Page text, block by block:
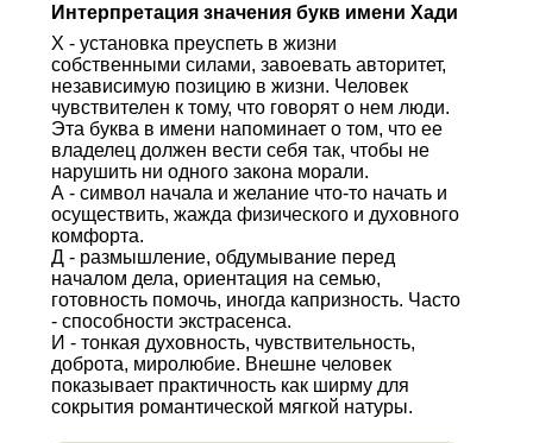
Интерпретация значения букв имени Хади
Х - установка преуспеть в жизни
собственными силами, завоевать авторитет,
независимую позицию в жизни. Человек
чувствителен к тому, что говорят о нем люди.
Эта буква в имени напоминает о том, что ее
владелец должен вести себя так, чтобы не
нарушить ни одного закона морали.
А - символ начала и желание что-то начать и
осуществить, жажда физического и духовного
комфорта.
Д - размышление, обдумывание перед
началом дела, ориентация на семью,
готовность помочь, иногда капризность. Часто
- способности экстрасенса.
И - тонкая духовность, чувствительность,
доброта, миролюбие. Внешне человек
показывает практичность как ширму для
сокрытия романтической мягкой натуры.